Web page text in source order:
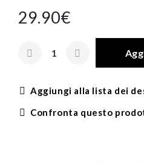
29.90€
Aggiungi alla lista dei
Confronta questo